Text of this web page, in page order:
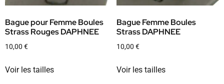
Bague pour Femme Boules
Strass Rouges DAPHNEE
10,00 €
Voir les tailles
Bague Femme Boules
Strass DAPHNEE
10,00 €
Voir les tailles